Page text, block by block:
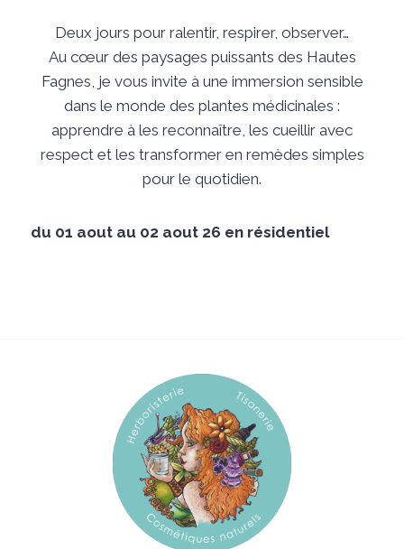
Deux jours pour ralentir, respirer, observer…
Au cœur des paysages puissants des Hautes
Fagnes, je vous invite à une immersion sensible
dans le monde des plantes médicinales :
apprendre à les reconnaître, les cueillir avec
respect et les transformer en remèdes simples
pour le quotidien.
du 01 aout au 02 aout 26 en résidentiel